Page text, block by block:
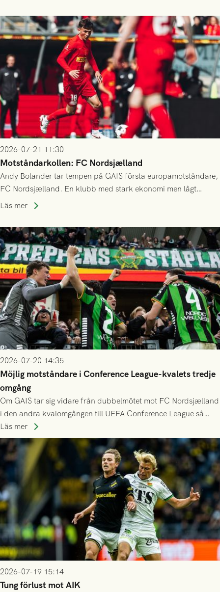
2026-07-21 11:30
Motståndarkollen: FC Nordsjælland
Andy Bolander tar tempen på GAIS första europamotståndare,
FC Nordsjælland. En klubb med stark ekonomi men lågt
publiksnitt, ett lag med både kollektiv styrka och individuell
Läs mer
2026-07-20 14:35
Möjlig motståndare i Conference League-kvalets tredje
omgång
Om GAIS tar sig vidare från dubbelmötet mot FC Nordsjælland
i den andra kvalomgången till UEFA Conference League så
spelas den tredje kvalomgången kort därpå. Motståndare blir
då vinnaren i mötet mellan isländska Valur och HŠK Zrinjski
Mostar från Bosnien och Hercegovina.
Läs mer
2026-07-19 15:14
Tung förlust mot AIK